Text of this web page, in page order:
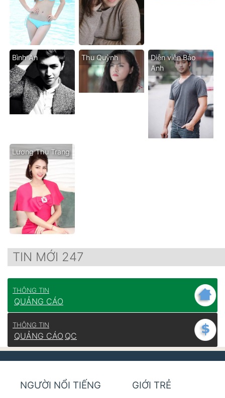
Bình An Thu Quỳnh
Diễn viên Bảo
Anh
Lương Thu Trang
TIN MỚI 247
THÔNG TIN
QUẢNG CÁO
THÔNG TIN
QUẢNG CÁO QC
NGƯỜI NỔI TIẾNG GIỚI TRẺ